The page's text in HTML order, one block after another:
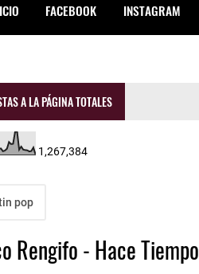
FACEBOOK INSTAGRAM
A LA PÁGINA TOTALES
1,267,384
pop
Rengifo - Hace Tiempo